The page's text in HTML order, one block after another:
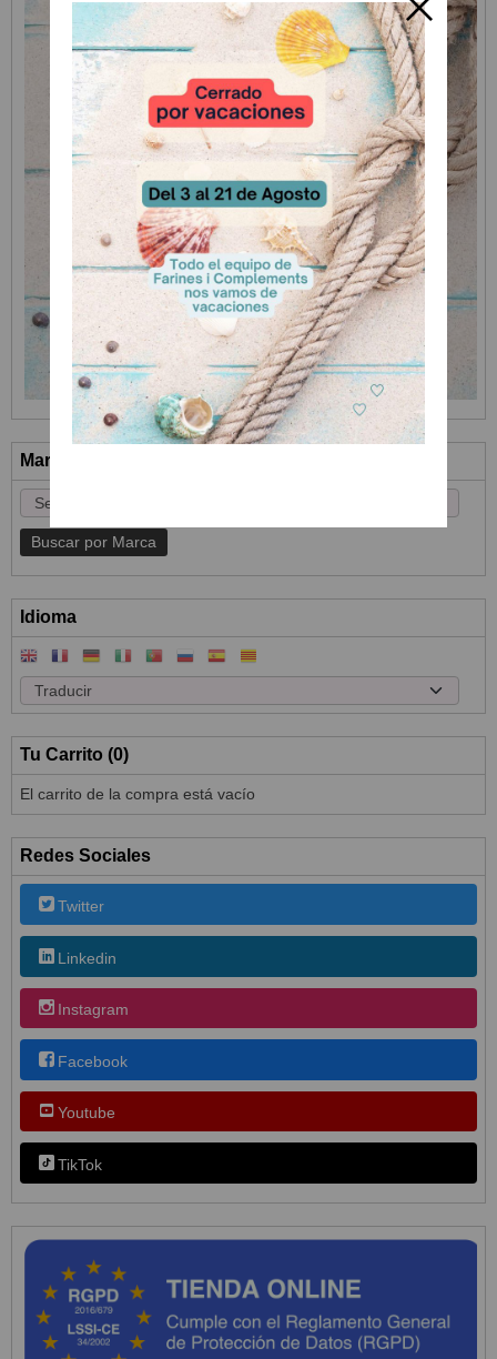
Marcas
Idioma
Tu Carrito (0)
El carrito de la compra está vacío
Redes Sociales
Twitter
Linkedin
Instagram
Facebook
Youtube
TikTok